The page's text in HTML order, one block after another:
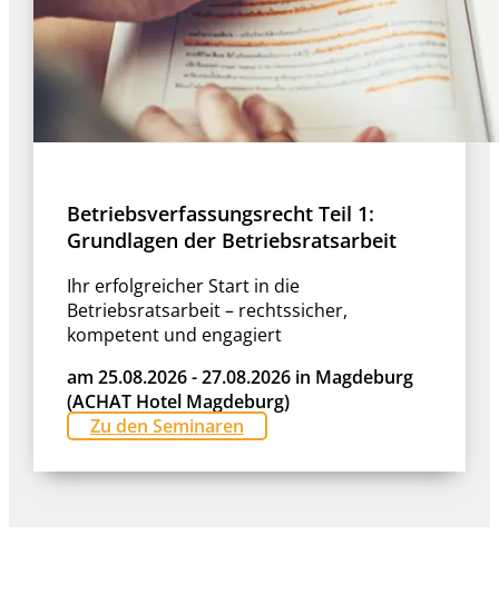
Betriebsverfassungsrecht Teil 1:
Grundlagen der Betriebsratsarbeit
Ihr erfolgreicher Start in die
Betriebsratsarbeit – rechtssicher,
kompetent und engagiert
am 25.08.2026 - 27.08.2026 in Magdeburg
(ACHAT Hotel Magdeburg)
Zu den Seminaren